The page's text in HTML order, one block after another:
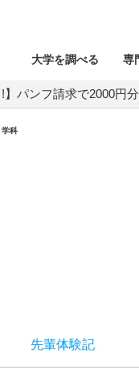
大学を調べる 専
!】パンフ請求で2000円
学科
先輩体験記